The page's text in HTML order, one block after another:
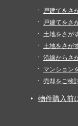
戸建てをさ
戸建てをさ
土地をさが
土地をさが
沿線からさ
マンション
売却をご検
物件購入前